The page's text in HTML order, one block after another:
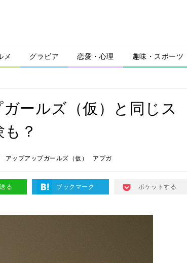
メ グラビア 恋愛・心理 趣味・スポーツ
ールズ（仮）と同じス
？
アップアップガールズ（仮） アプガ
る ブックマーク ポケットする